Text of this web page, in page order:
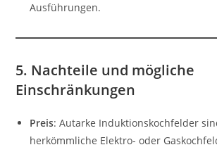
Ausführungen.
5. Nachteile und mögliche
Einschränkungen
Preis: Autarke Induktionskochfelder
herkömmliche Elektro- oder